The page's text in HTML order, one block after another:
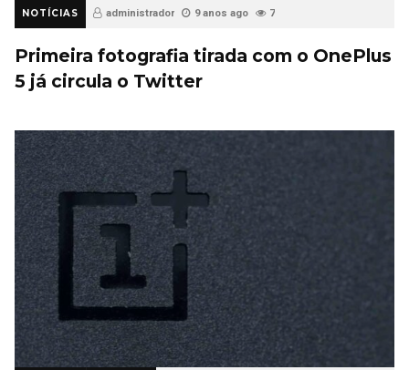
NOTÍCIAS administrador 9 anos ago 7
Primeira fotografia tirada com o OnePlus
5 já circula o Twitter